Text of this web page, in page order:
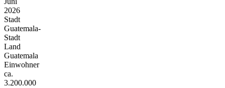
2026
Stadt
Guatemala-
Stadt
Land
Guatemala
Einwohner
ca.
3.200.000